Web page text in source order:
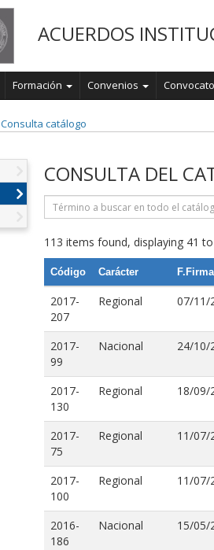
ACUERDOS
Formación Convenios
Consulta catálogo
CONSULTA DEL
113 items found, displaying 41
Código Carácter F.Firma
2017-
207
Regional 07/11/
2017-
99
Nacional 24/10/
2017-
130
Regional 18/09/
2017-
75
Regional 11/07/
2017-
100
Regional 11/07/
2016-
186
Nacional 15/05/